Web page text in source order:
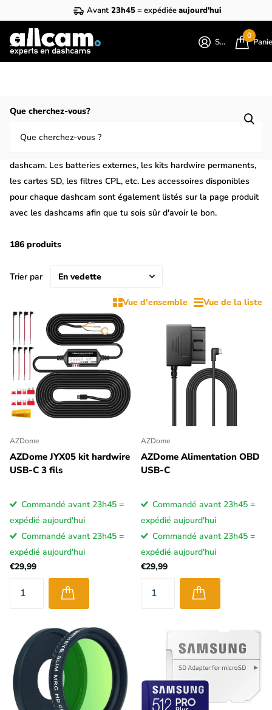
Avant 23h45= expédiéeaujourd'hui
Que cherchez-vous?
S'identifier
0
Homepage Accessoires
dashcam. Les batteries externes, les kits hardwire permanents,
les cartes SD, les filtres CPL, etc. Les accessoires disponibles
pour chaque dashcam sont également listés sur la page produit
avec les dashcams afin que tu sois sûr d'avoir le bon.
186 produits
Vue d'ensemble Vue de la liste
Trier par
AZDome
AZDome JYX05 kit hardwire
USB-C 3 fils
Commandé avant 23h45 =
expédié aujourd'hui
Commandé avant 23h45 =
expédié aujourd'hui
€29,99
AZDome
AZDome Alimentation OBD
USB-C
Commandé avant 23h45 =
expédié aujourd'hui
Commandé avant 23h45 =
expédié aujourd'hui
€29,99